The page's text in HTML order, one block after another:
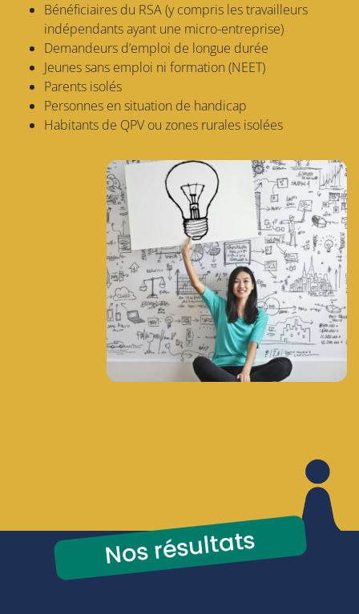
Bénéficiaires du RSA (y compris les travailleurs
indépendants ayant une micro-entreprise)
Demandeurs d’emploi de longue durée
Jeunes sans emploi ni formation (NEET)
Parents isolés
Personnes en situation de handicap
Habitants de QPV ou zones rurales isolées
Nos résultats